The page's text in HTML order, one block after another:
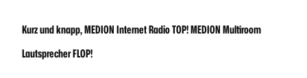
Kurz und knapp, MEDION Internet Radio TOP! MEDION Multiroom
Lautsprecher FLOP!